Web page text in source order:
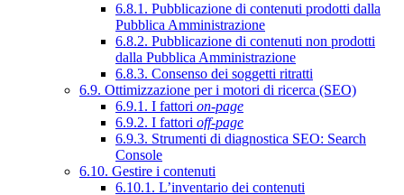
6.8.1. Pubblicazione di contenuti prodotti dalla
Pubblica Amministrazione
6.8.2. Pubblicazione di contenuti non prodotti
dalla Pubblica Amministrazione
6.8.3. Consenso dei soggetti ritratti
6.9. Ottimizzazione per i motori di ricerca (SEO)
6.9.1. I fattori on-page
6.9.2. I fattori off-page
6.9.3. Strumenti di diagnostica SEO: Search
Console
6.10. Gestire i contenuti
6.10.1. L’inventario dei contenuti